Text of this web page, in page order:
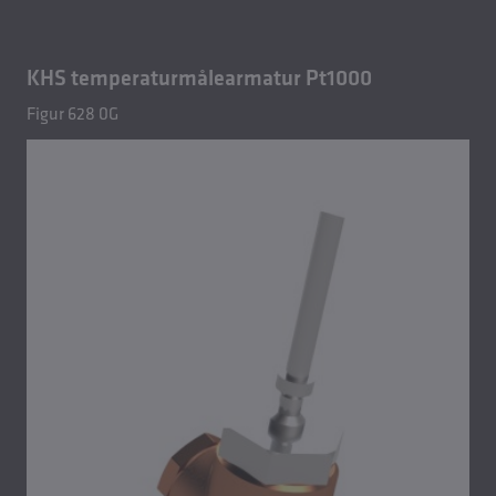
KHS temperaturmålearmatur Pt1000
Figur 628 0G